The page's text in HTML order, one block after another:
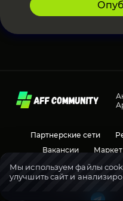
Партнерские сети
Вакансии
Маркет
Социальные
Мы используем файлы
улучшить сайт и